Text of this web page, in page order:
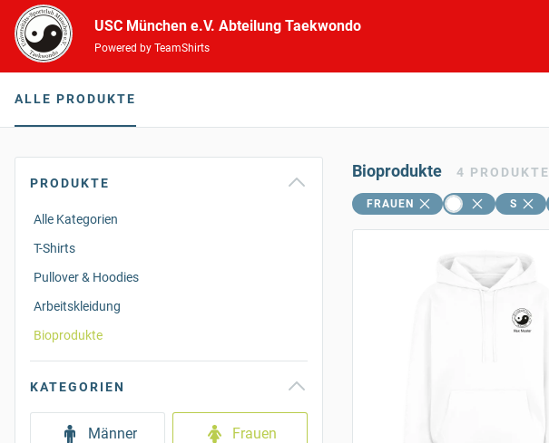
USC München e.V. Abteilung Taekwondo
Powered by TeamShirts
ALLE PRODUKTE
PRODUKTE
Alle Kategorien
T-Shirts
Pullover & Hoodies
Arbeitskleidung
Bioprodukte
KATEGORIEN
Männer Frauen
Bioprodukte 4 PRODUKTE
FRAUEN S